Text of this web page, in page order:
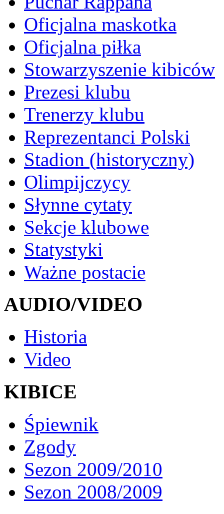
Oficjalna maskotka
Oficjalna piłka
Stowarzyszenie kibiców
Prezesi klubu
Trenerzy klubu
Reprezentanci Polski
Stadion (historyczny)
Olimpijczycy
Słynne cytaty
Sekcje klubowe
Statystyki
Ważne postacie
AUDIO/VIDEO
Historia
Video
KIBICE
Śpiewnik
Zgody
Sezon 2009/2010
Sezon 2008/2009